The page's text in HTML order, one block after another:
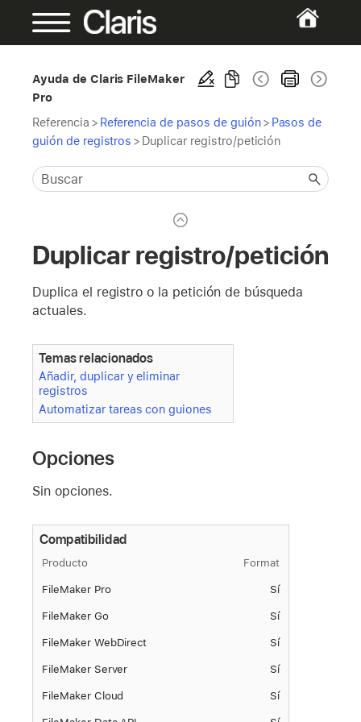
Ayuda de Claris FileMaker
Pro
Referencia > Referencia de pasos de guión > Pasos de
guión de registros > Duplicar registro/petición
Duplicar registro/petición
Duplica el registro o la petición de búsqueda
actuales.
Temas relacionados
Añadir, duplicar y eliminar
registros
Automatizar tareas con guiones
Opciones
Sin opciones.
Compatibilidad
Producto Format
FileMaker Pro Sí
FileMaker Go Sí
FileMaker WebDirect Sí
FileMaker Server Sí
FileMaker Cloud Sí